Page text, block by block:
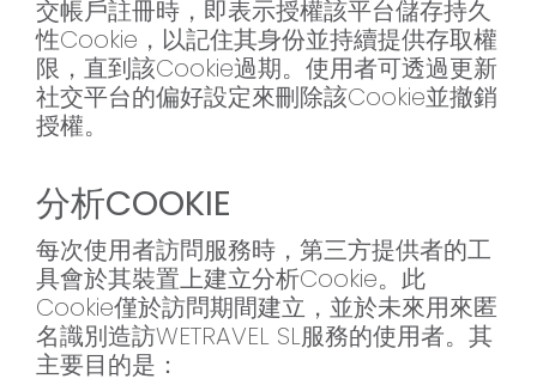
交帳戶註冊時，即表示授權該平台儲存持久
性Cookie，以記住其身份並持續提供存取權
限，直到該Cookie過期。使用者可透過更新
社交平台的偏好設定來刪除該Cookie並撤銷
授權。
分析COOKIE
每次使用者訪問服務時，第三方提供者的工
具會於其裝置上建立分析Cookie。此
Cookie僅於訪問期間建立，並於未來用來匿
名識別造訪WETRAVEL SL服務的使用者。其
主要目的是：